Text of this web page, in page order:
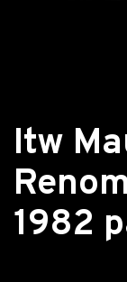
Itw
1982